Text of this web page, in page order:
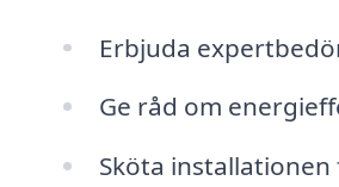
Erbjuda
Ge råd om
Sköta